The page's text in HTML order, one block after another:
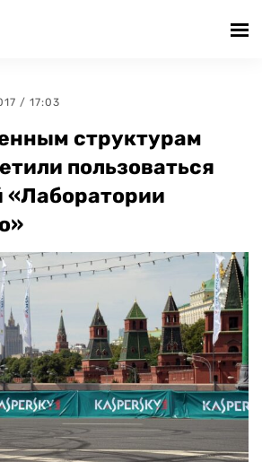
/ 17:03
структурам
пользоваться
«Лаборатории